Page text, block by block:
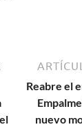
Reabre el
nuevo